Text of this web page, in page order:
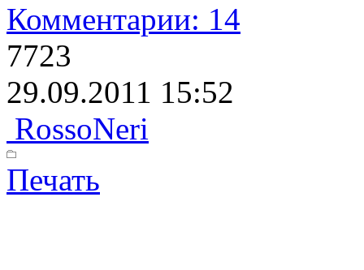
Комментарии: 14
7723
29.09.2011 15:52
RossoNeri
Печать